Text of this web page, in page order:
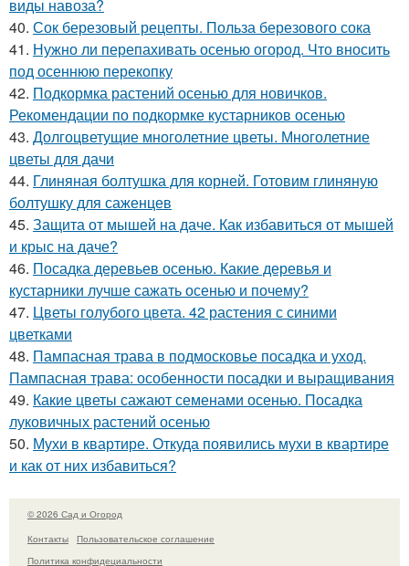
виды навоза?
40. Сок березовый рецепты. Польза березового сока
41. Нужно ли перепахивать осенью огород. Что вносить
под осеннюю перекопку
42. Подкормка растений осенью для новичков.
Рекомендации по подкормке кустарников осенью
43. Долгоцветущие многолетние цветы. Многолетние
цветы для дачи
44. Глиняная болтушка для корней. Готовим глиняную
болтушку для саженцев
45. Защита от мышей на даче. Как избавиться от мышей
и крыс на даче?
46. Посадка деревьев осенью. Какие деревья и
кустарники лучше сажать осенью и почему?
47. Цветы голубого цвета. 42 растения с синими
цветками
48. Пампасная трава в подмосковье посадка и уход.
Пампасная трава: особенности посадки и выращивания
49. Какие цветы сажают семенами осенью. Посадка
луковичных растений осенью
50. Мухи в квартире. Откуда появились мухи в квартире
и как от них избавиться?
© 2026 Сад и Огород
Контакты
Пользовательское соглашение
Политика конфидециальности